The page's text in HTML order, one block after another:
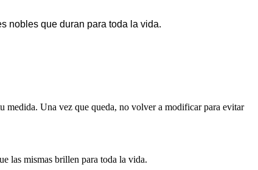
nobles que duran para toda la vida.
medida. Una vez que queda, no volver a modificar para evitar
las mismas brillen para toda la vida.